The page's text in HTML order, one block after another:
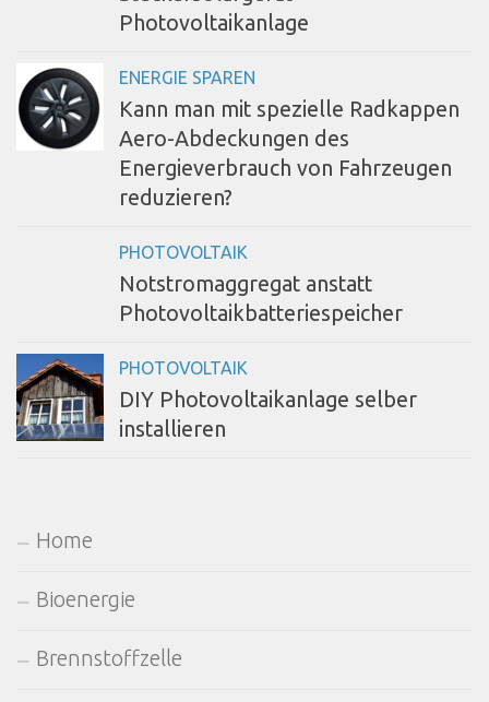
Photovoltaikanlage
ENERGIE SPAREN
Kann man mit spezielle Radkappen
Aero-Abdeckungen des
Energieverbrauch von Fahrzeugen
reduzieren?
PHOTOVOLTAIK
Notstromaggregat anstatt
Photovoltaikbatteriespeicher
PHOTOVOLTAIK
DIY Photovoltaikanlage selber
installieren
Home
Bioenergie
Brennstoffzelle